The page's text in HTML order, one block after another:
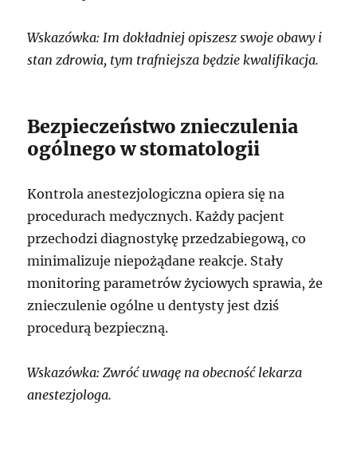
Wskazówka: Im dokładniej opiszesz swoje obawy i
stan zdrowia, tym trafniejsza będzie kwalifikacja.
Bezpieczeństwo znieczulenia
ogólnego w stomatologii
Kontrola anestezjologiczna opiera się na
procedurach medycznych. Każdy pacjent
przechodzi diagnostykę przedzabiegową, co
minimalizuje niepożądane reakcje. Stały
monitoring parametrów życiowych sprawia, że
znieczulenie ogólne u dentysty jest dziś
procedurą bezpieczną.
Wskazówka: Zwróć uwagę na obecność lekarza
anestezjologa.